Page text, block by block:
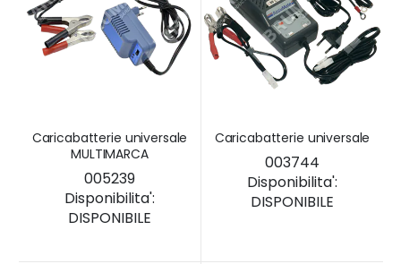
Caricabatterie universale
MULTIMARCA
005239
Disponibilita':
DISPONIBILE
Caricabatterie universale
003744
Disponibilita':
DISPONIBILE